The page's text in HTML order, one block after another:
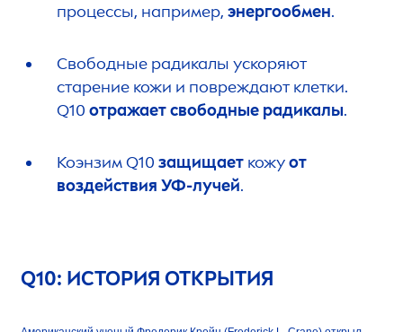
процессы, например, энергообмен.
Свободные радикалы ускоряют
старение кожи и повреждают клетки.
Q10 отражает свободные радикалы.
Коэнзим Q10 защищает кожуот
воздействия УФ-лучей.
Q10: ИСТОРИЯ ОТКРЫТИЯ